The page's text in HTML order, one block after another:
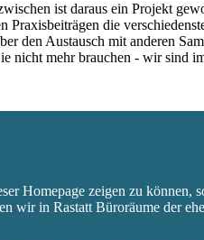
ist daraus ein Projekt
die
den Austausch mit anderen
nicht mehr brauchen - wir sind
Homepage zeigen zu
wir in Rastatt Büroräume der